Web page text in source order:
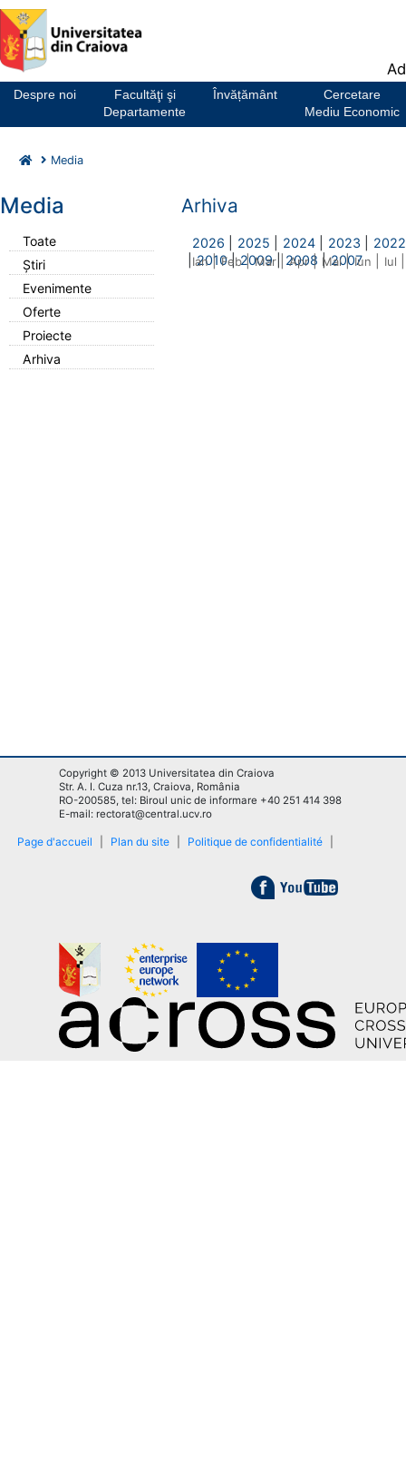
Notă:
Acest
website
un
Despre noi
Facultăţi şi
Departamente
Învățământ
Cercetare
Mediu Economic
Media
Media
Toate
Știri
Evenimente
Oferte
Proiecte
Arhiva
Arhiva
2026 2025 2024 2023
2022
2010| 2009| 2008 | 2007
Ian| Feb| Mar Apr| Mai| Iun Iul
Copyright © 2013 Universitatea din Craiova
Str. A. I. Cuza nr.13, Craiova, România
RO-200585, tel: Biroul unic de informare +40 251 414 398
E-mail: rectorat@central.ucv.ro
Page d'accueil Plan du site Politique de confidentialité